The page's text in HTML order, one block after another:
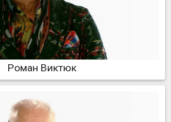
Роман Виктюк